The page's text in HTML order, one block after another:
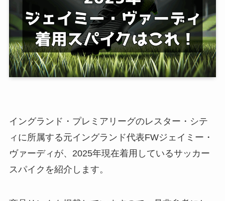
イングランド・プレミアリーグのレスター・シテ
ィに所属する元イングランド代表FWジェイミー・
ヴァーディが、2025年現在着用しているサッカー
スパイクを紹介します。